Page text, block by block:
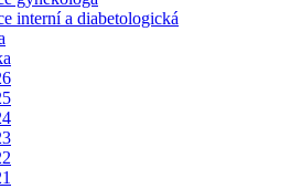
interní a diabetologická